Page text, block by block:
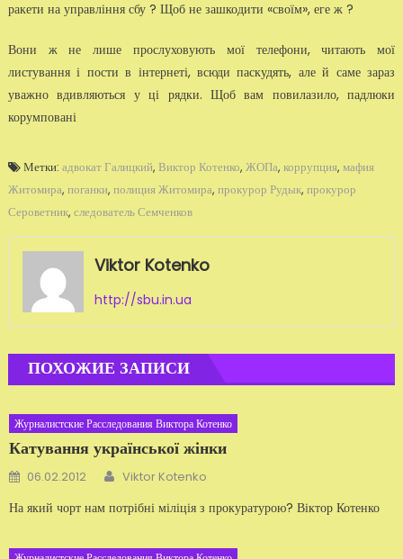
ракети на управління сбу ? Щоб не зашкодити «своїм», еге ж ?
Вони ж не лише прослуховують мої телефони, читають мої
листування і пости в інтернеті, всюди паскудять, але й саме зараз
уважно вдивляються у ці рядки. Щоб вам повилазило, падлюки
корумповані
Метки: адвокат Галицкий, Виктор Котенко, ЖОПа, коррупция, мафия
Житомира, поганки, полиция Житомира, прокурор Рудык, прокурор
Сероветник, следователь Семченков
Viktor Kotenko
http://sbu.in.ua
ПОХОЖИЕ ЗАПИСИ
Журналистские Расследования Виктора Котенко
Катування української жінки
Добавлено
06.02.2012 Автор
Viktor Kotenko
На який чорт нам потрібні міліція з прокуратурою? Віктор Котенко